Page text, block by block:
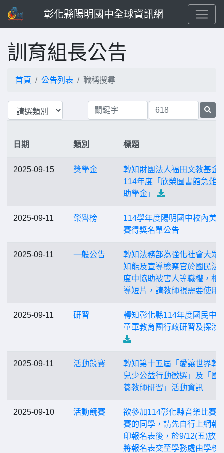
彰化縣陽明國中全球資訊網
訓育組長公告
首頁 公告列表 職稱搜尋
日期 類別 標題
2025-09-15 獎學金
轉知財團法人福田文教基金
114年度「欣榮圖書館急難
助學金」
2025-09-11 榮譽榜
114學年度陽明國中校內美
賽得獎名單公告
2025-09-11 一般公告
轉知法務部為強化社會大眾
知能及宣導檢察官於國民法
度中協助被害人等職權，相
導短片，請教師視需要使用
2025-09-11 研習
轉知彰化縣114年度國民中
童軍教育團行政研習及探涉
2025-09-11 活動競賽
轉知第十五屆「愛讓世界轉
兒少公益行動徵選」及「國
養教師研習」活動資訊
2025-09-10 活動競賽
欲參加114彰化縣音樂比賽
賽的同學，請先自行上網報
印報名表後，於9/12(五)放
將報名表交至學務處由學校